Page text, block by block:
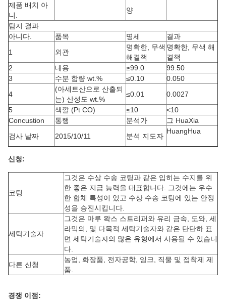
제품 배치 아
니.
양
탐지 결과
아니다.
품목 명세
결과
1
외관
명확한, 무색
해결책
명확한, 무색 해
결책
2
내용 ≥99.0
99.50
3
수분 함량 wt.% ≤0.10
0.050
4
(아세트산으로 산출되
는) 산성도 wt.%
≤0.01
0.0027
5
색깔 (Pt CO) ≤10
<10
Concustion
통행 분석가
그 HuaXia
검사 날짜
2015/10/11 분석 지도자
HuangHua
신청:
코팅
그것은 수상 수송 코팅과 같은 입히는 수지를 위
한 좋은 지급 능력을 대표합니다. 그것에는 우수
한 합체 특성이 있고 수상 수송 코팅에 있는 안정
성을 승진시킵니다.
세탁기술자
그것은 마루 왁스 스트리퍼와 유리 금속, 도와, 세
라믹의, 및 다목적 세탁기술자와 같은 단단하 표
면 세탁기술자의 많은 유형에서 사용될 수 있습니
다.
다른 신청
농업, 화장품, 전자공학, 잉크, 직물 및 접착제 제
품.
경쟁 이점: